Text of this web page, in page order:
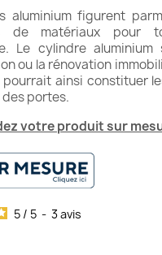
aluminium figurent
de matériaux pour
Le cylindre
ou la rénovation
pourrait ainsi constituer
portes.
votre produit sur
5 / 5 - 3avis